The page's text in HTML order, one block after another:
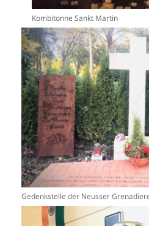
Kombitonne Sankt Martin
Gedenkstelle der Neusser